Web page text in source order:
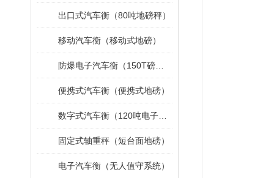
出口式汽车衡（80吨地磅秤）
移动汽车衡（移动式地磅）
便携式汽车衡（便携式地磅）
固定式轴重秤（短台面地磅）
电子汽车衡（无人值守系统）